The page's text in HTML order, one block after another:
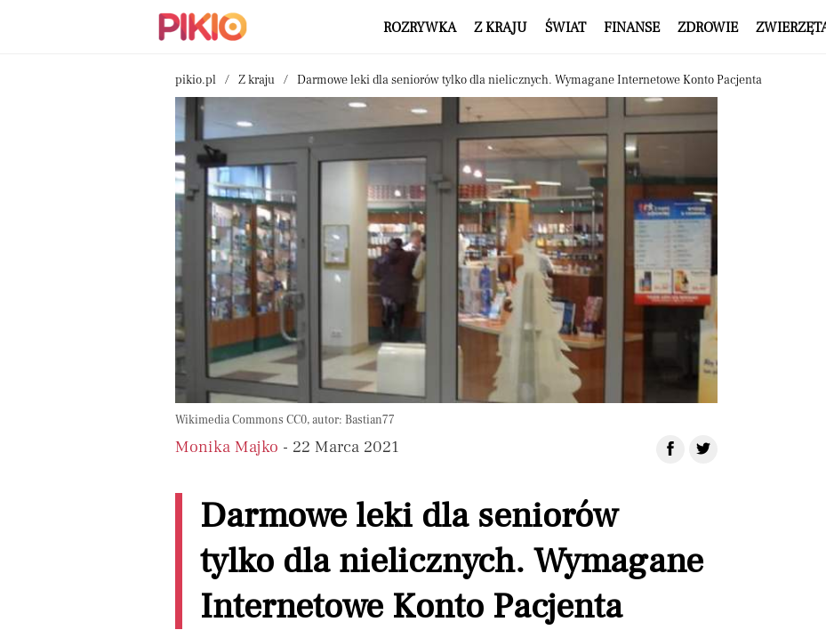
ROZRYWKA Z KRAJU ŚWIAT FINANSE ZDROWIE
pikio.pl Z kraju Darmowe leki dla seniorów tylko dla nielicznych. Wymagane Internetowe Konto Pacjenta
Wikimedia Commons CC0, autor: Bastian77
Monika Majko - 22 Marca 2021
Darmowe leki dla seniorów
tylko dla nielicznych. Wymagane
Internetowe Konto Pacjenta